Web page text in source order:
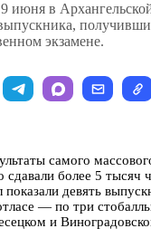
июня в
экзамене.
самого
сдавали более 5 тысяч
девять
— по три
и